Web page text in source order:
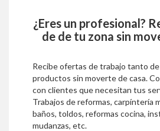
¿Eres un profesional?
de de tu zona sin
Recibe ofertas de trabajo tanto
productos sin moverte de casa.
con clientes que necesitan tus
Trabajos de reformas, carpíntería
baños, toldos, reformas cocina,
mudanzas, etc.